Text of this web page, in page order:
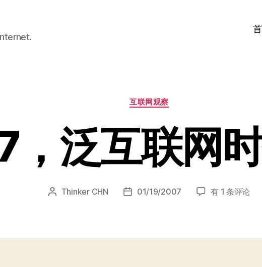
分
类
互联网观察
泛互联网
文 Thinker CHN
发 01/19/2007
2007，
网
有 1 条评论